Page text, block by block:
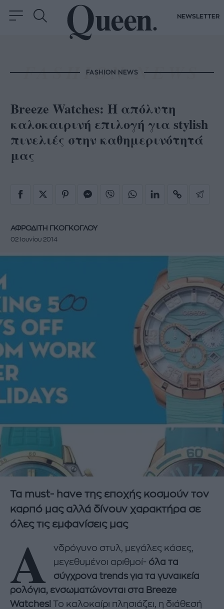
NEWSLETTER
FASHION NEWS
Breeze Watches: Η απόλυτη
καλοκαιρινή επιλογή για stylish
πινελιές στην καθημερινότητά
μας
ΑΦΡΟΔΙΤΗ ΓΚΟΓΚΟΓΛΟΥ
02 Ιουνίου 2014
Τα must- have της εποχής κοσμούν τον
καρπό μας αλλά δίνουν χαρακτήρα σε
όλες τις εμφανίσεις μας
Α
νδρόγυνο στυλ, μεγάλες κάσες,
μεγεθυμένοι αριθμοί- όλα τα
σύγχρονα trends για τα γυναικεία
ρολόγια, ενσωματώνονται στα Breeze
Watches! Το καλοκαίρι πλησιάζει, η διάθεσή